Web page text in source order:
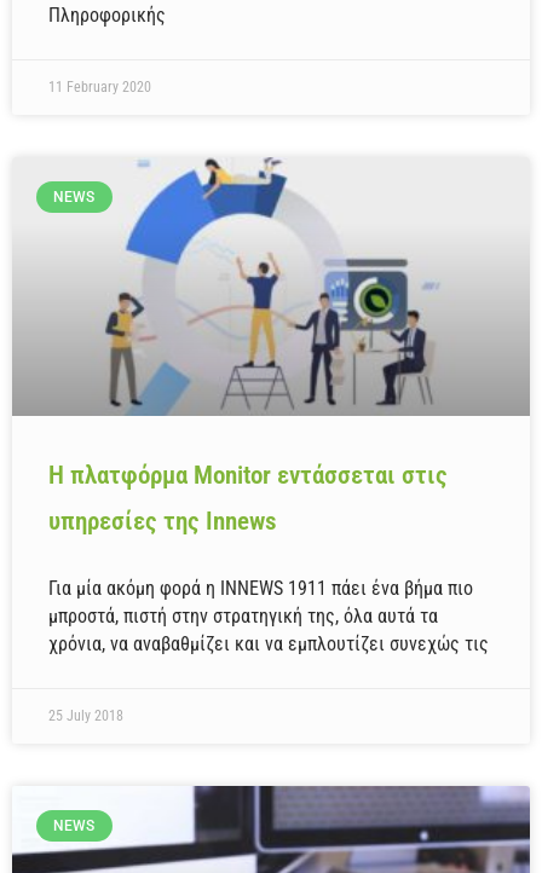
Πληροφορικής
11 February 2020
NEWS
Η πλατφόρμα Monitor εντάσσεται στις
υπηρεσίες της Innews
Για μία ακόμη φορά η INNEWS 1911 πάει ένα βήμα πιο
μπροστά, πιστή στην στρατηγική της, όλα αυτά τα
χρόνια, να αναβαθμίζει και να εμπλουτίζει συνεχώς τις
25 July 2018
NEWS